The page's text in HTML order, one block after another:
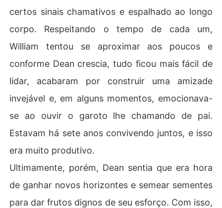
certos sinais chamativos e espalhado ao longo
corpo. Respeitando o tempo de cada um,
William tentou se aproximar aos poucos e
conforme Dean crescia, tudo ficou mais fácil de
lidar, acabaram por construir uma amizade
invejável e, em alguns momentos, emocionava-
se ao ouvir o garoto lhe chamando de pai.
Estavam há sete anos convivendo juntos, e isso
era muito produtivo.
Ultimamente, porém, Dean sentia que era hora
de ganhar novos horizontes e semear sementes
para dar frutos dignos de seu esforço. Com isso,